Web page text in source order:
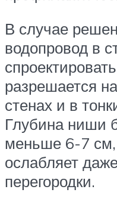
В случае
водопровод в
разрешается
стенах и в
Глубина ниши
меньше 6-7 см,
ослабляет
перегородки.